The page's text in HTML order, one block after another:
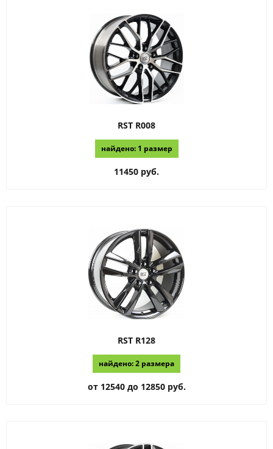
RST R008
найдено: 1 размер
11450 руб.
RST R128
найдено: 2 размера
от 12540 до 12850 руб.